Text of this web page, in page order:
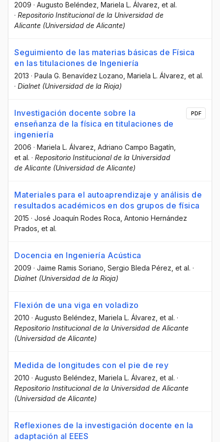
2009 · Augusto Beléndez , Mariela L. Álvarez , et al.
· Repositorio Institucional de la Universidad de
Alicante (Universidad de Alicante)
Seguimiento de las materias básicas de Física
en las titulaciones de Ingeniería
2013 · Paula G. Benavídez Lozano , Mariela L. Álvarez , et al.
· Dialnet (Universidad de la Rioja)
Investigación docente sobre la
enseñanza de la física en titulaciones de
ingeniería
2006 · Mariela L. Álvarez , Adriano Campo Bagatín
et al. · Repositorio Institucional de la Universidad
de Alicante (Universidad de Alicante)
PDF
Materiales para el autoaprendizaje y análisis de
resultados académicos en dos grupos de física
2015 · José Joaquín Rodes Roca , Antonio Hernández
Prados , et al.
Docencia en Ingeniería Acústica
2009 · Jaime Ramis Soriano , Sergio Bleda Pérez , et al. ·
Dialnet (Universidad de la Rioja)
Flexión de una viga en voladizo
2010 · Augusto Beléndez , Mariela L. Álvarez , et al. ·
Repositorio Institucional de la Universidad de Alicante
(Universidad de Alicante)
Medida de longitudes con el pie de rey
2010 · Augusto Beléndez , Mariela L. Álvarez , et al. ·
Repositorio Institucional de la Universidad de Alicante
(Universidad de Alicante)
Reflexiones de la investigación docente en la
adaptación al EEES